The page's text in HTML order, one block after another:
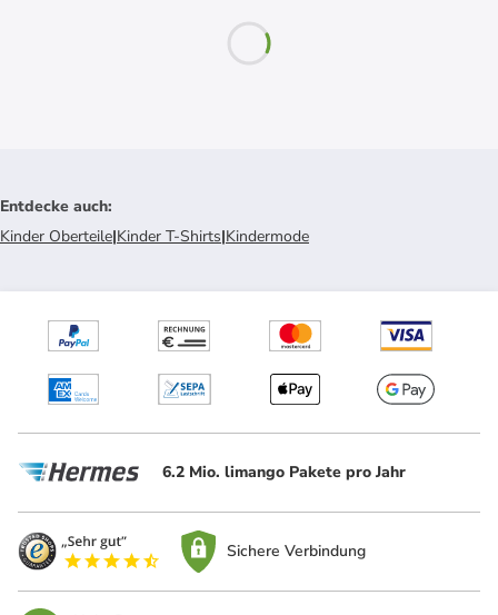
Entdecke auch:
Kinder Oberteile|Kinder T-Shirts|Kindermode
6.2 Mio. limango Pakete pro Jahr
Sichere Verbindung